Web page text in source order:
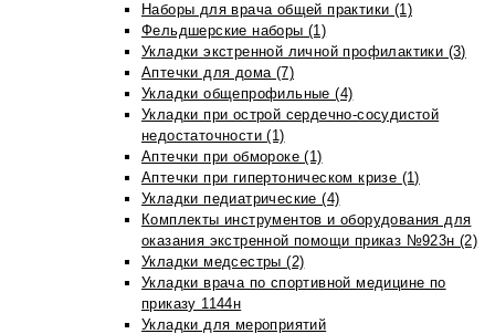
Наборы для врача общей практики (1)
Фельдшерские наборы (1)
Укладки экстренной личной профилактики (3)
Аптечки для дома (7)
Укладки общепрофильные (4)
Укладки при острой сердечно-сосудистой
недостаточности (1)
Аптечки при обмороке (1)
Аптечки при гипертоническом кризе (1)
Укладки педиатрические (4)
Комплекты инструментов и оборудования для
оказания экстренной помощи приказ №923н (2)
Укладки медсестры (2)
Укладки врача по спортивной медицине по
приказу 1144н
Укладки для мероприятий